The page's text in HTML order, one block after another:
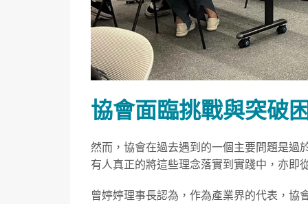
協會面臨挑戰與突破
然而，協會在過去遇到的一個主要問題是過
有人真正的將這些理念落實到實踐中，亦即
曾婷婷理事長認為，作為產業界的代表，